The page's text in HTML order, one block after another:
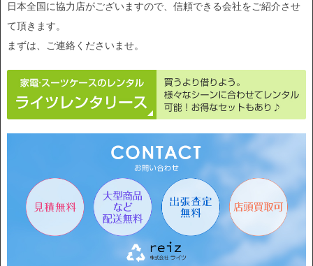
日本全国に協力店がございますので、信頼できる会社をご紹介させ
て頂きます。
まずは、ご連絡くださいませ。